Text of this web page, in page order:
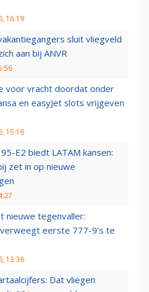
16:19
sluit vliegveld
aan bij ANVR
voor vracht doordat onder
en easyJet slots vrijgeven
15:16
E2 biedt LATAM kansen:
zet in op nieuwe
nieuwe tegenvaller:
eerste 777-9’s te
13:36
Dat vliegen